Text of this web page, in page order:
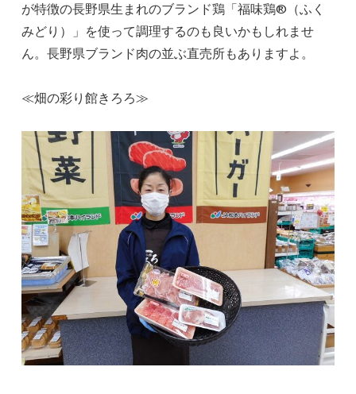
が特徴の長野県生まれのブランド鶏「福味鶏®（ふく
みどり）」を使って調理するのも良いかもしれませ
ん。長野県ブランド肉の並ぶ直売所もありますよ。
≪畑の彩り館きろろ≫